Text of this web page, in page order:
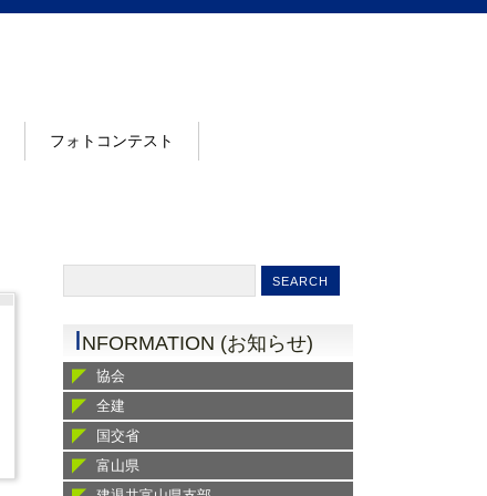
フォトコンテスト
INFORMATION (お知らせ)
協会
全建
国交省
富山県